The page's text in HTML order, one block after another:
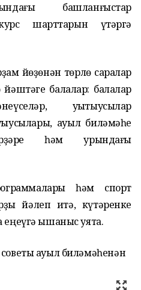
башланғыстар
шарттарын үтәргә
йөҙөнән төрлө саралар
балалар: балалар
уҡытыусылар
ауыл биләмәһе
һәм урындағы
һәм спорт
йәлеп итә, күтәренке
ышаныс уята.
ауыл биләмәһенән